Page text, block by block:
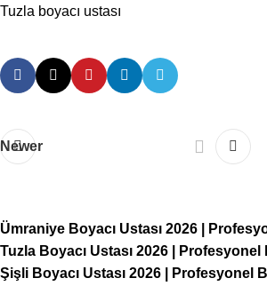
Tuzla boyacı ustası
Newer
Ümraniye Boyacı Ustası 2026 |
Tuzla Boyacı Ustası 2026 |
Şişli Boyacı Ustası 2026 | Profesyonel